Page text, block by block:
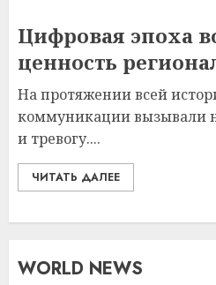
Цифровая эпоха
ценность
На протяжении всей
коммуникации вызывали
и тревогу....
ЧИТАТЬ ДАЛЕЕ
WORLD NEWS